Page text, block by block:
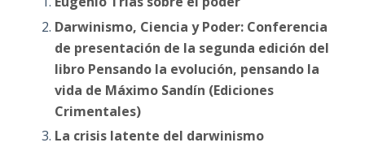
Darwinismo, Ciencia y Poder: Conferencia
de presentación de la segunda edición del
libro Pensando la evolución, pensando la
vida de Máximo Sandín (Ediciones
Crimentales)
La crisis latente del darwinismo